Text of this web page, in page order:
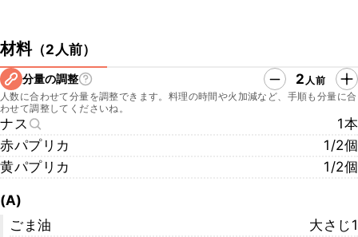
材料（2人前）
分量の調整 2 人前
人数に合わせて分量を調整できます。料理の時間や火加減など、手順も分量に合
わせて調整してくださいね。
ナス
1本
赤パプリカ
1/2個
黄パプリカ
1/2個
(A)
ごま油
大さじ1